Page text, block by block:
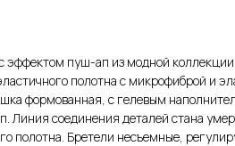
эффектом пуш-ап из модной
полотна с микрофиброй и
формованная, с гелевым
Линия соединения деталей стана
полотна. Бретели несъемные,